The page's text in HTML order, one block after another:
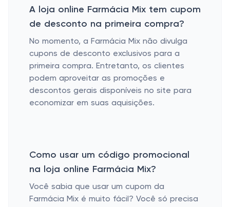
A loja online Farmácia Mix tem cupom
de desconto na primeira compra?
No momento, a Farmácia Mix não divulga
cupons de desconto exclusivos para a
primeira compra. Entretanto, os clientes
podem aproveitar as promoções e
descontos gerais disponíveis no site para
economizar em suas aquisições.
Como usar um código promocional
na loja online Farmácia Mix?
Você sabia que usar um cupom da
Farmácia Mix é muito fácil? Você só precisa